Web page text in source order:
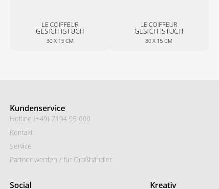
LE COIFFEUR
GESICHTSTUCH
30 X 15 CM
LE COIFFEUR
GESICHTSTUCH
30 X 15 CM
Kundenservice
Hotline (+49) 7194 95 000
Kontakt
Service
Partner werden / für Großhändler
Social Kreativ